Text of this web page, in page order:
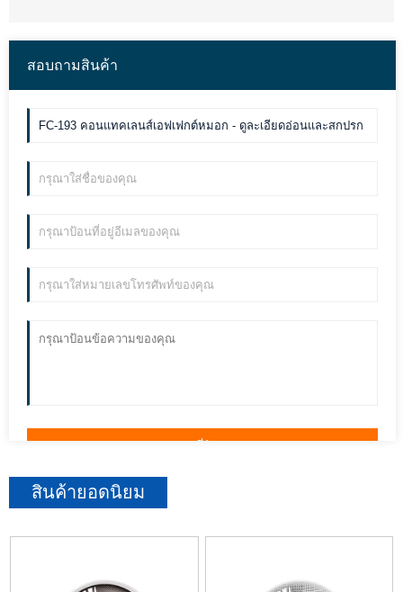
สอบถามสินค้า
สินค้ายอดนิยม